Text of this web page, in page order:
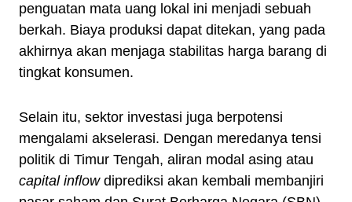
penguatan mata uang lokal ini menjadi sebuah
berkah. Biaya produksi dapat ditekan, yang pada
akhirnya akan menjaga stabilitas harga barang di
tingkat konsumen.
Selain itu, sektor investasi juga berpotensi
mengalami akselerasi. Dengan meredanya tensi
politik di Timur Tengah, aliran modal asing atau
capital inflowdiprediksi akan kembali membanjiri